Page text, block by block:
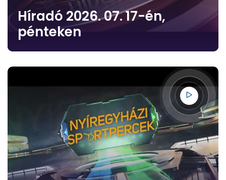
Híradó 2026. 07. 17-én,
pénteken